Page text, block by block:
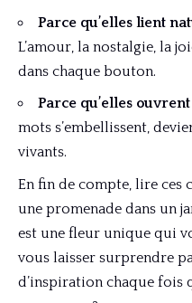
Parce qu’elles lient
L’amour, la nostalgie, la
dans chaque bouton.
Parce qu’elles
mots s’embellissent,
vivants.
En fin de compte, lire ces
une promenade dans un
est une fleur unique qui
vous laisser surprendre
d’inspiration chaque fois